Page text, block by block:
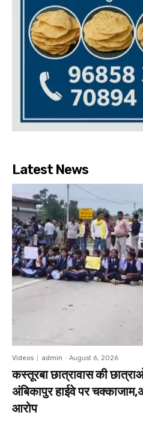
Latest News
Videos admin - August 6, 2026
कस्तूरबा छात्रावास की
अंबिकापुर हाईवे पर
आरोप